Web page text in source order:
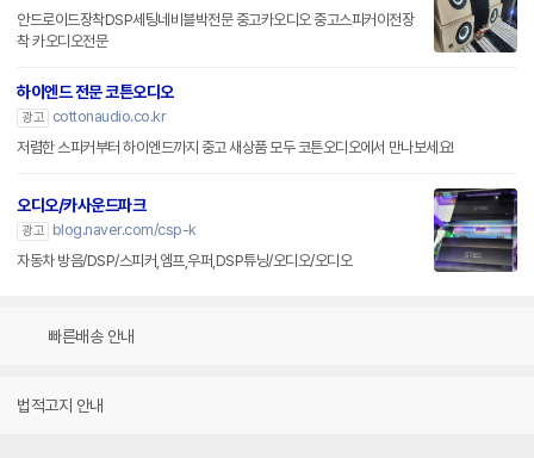
안드로이드장착DSP세팅네비블박전문 중고카오디오 중고스피커이전장
착 카오디오전문
하이엔드 전문 코튼오디오
광고
cottonaudio.co.kr
저렴한 스피커부터 하이엔드까지 중고 새상품 모두 코튼오디오에서 만나보세요!
오디오/카사운드파크
광고
blog.naver.com/csp-k
자동차 방음/DSP/스피커,엠프,우퍼,DSP튜닝/오디오/오디오
빠른배송 안내
법적고지 안내